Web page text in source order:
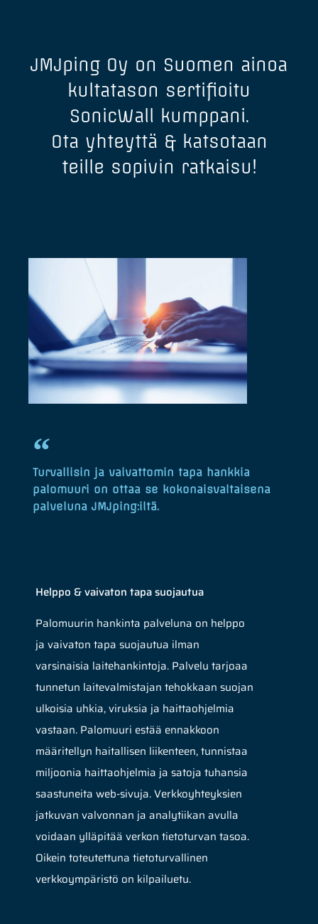
JMJping Oy on Suomen ainoa
kultatason sertifioitu
SonicWall kumppani.
Ota yhteyttä & katsotaan
teille sopivin ratkaisu!
Turvallisin ja vaivattomin tapa hankkia
palomuuri on ottaa se kokonaisvaltaisena
palveluna JMJping:iltä.
Helppo & vaivaton tapa suojautua
Palomuurin hankinta palveluna on helppo
ja vaivaton tapa suojautua ilman
varsinaisia laitehankintoja. Palvelu tarjoaa
tunnetun laitevalmistajan tehokkaan suojan
ulkoisia uhkia, viruksia ja haittaohjelmia
vastaan. Palomuuri estää ennakkoon
määritellyn haitallisen liikenteen, tunnistaa
miljoonia haittaohjelmia ja satoja tuhansia
saastuneita web-sivuja. Verkkoyhteyksien
jatkuvan valvonnan ja analytiikan avulla
voidaan ylläpitää verkon tietoturvan tasoa.
Oikein toteutettuna tietoturvallinen
verkkoympäristö on kilpailuetu.